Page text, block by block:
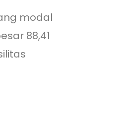
modal
88,41